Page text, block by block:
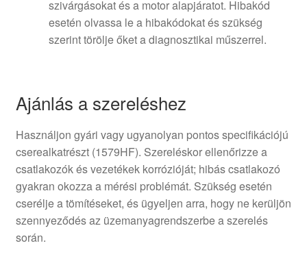
szivárgásokat és a motor alapjáratot. Hibakód
esetén olvassa le a hibakódokat és szükség
szerint törölje őket a diagnosztikai műszerrel.
Ajánlás a szereléshez
Használjon gyári vagy ugyanolyan pontos specifikációjú
cserealkatrészt (1579HF). Szereléskor ellenőrizze a
csatlakozók és vezetékek korrózióját; hibás csatlakozó
gyakran okozza a mérési problémát. Szükség esetén
cserélje a tömítéseket, és ügyeljen arra, hogy ne kerüljön
szennyeződés az üzemanyagrendszerbe a szerelés
során.